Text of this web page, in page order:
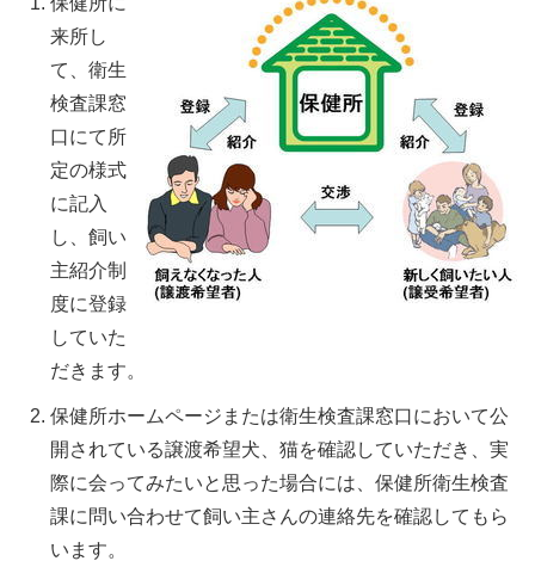
来所し
て、衛生
検査課窓
口にて所
定の様式
に記入
し、飼い
主紹介制
度に登録
していた
だきます。
保健所ホームページまたは衛生検査課窓口において公
開されている譲渡希望犬、猫を確認していただき、実
際に会ってみたいと思った場合には、保健所衛生検査
課に問い合わせて飼い主さんの連絡先を確認してもら
います。